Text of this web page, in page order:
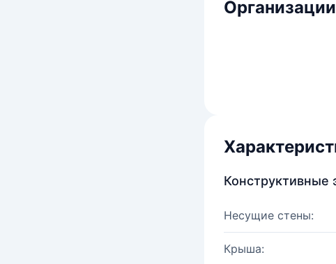
Конструктивные
Несущие стены:
Крыша: